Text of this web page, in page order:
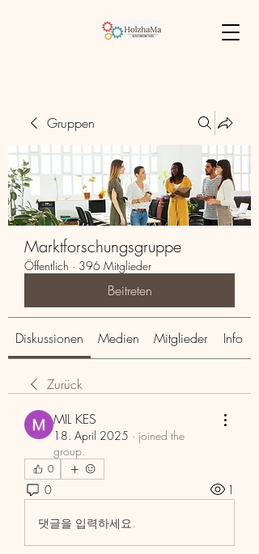
Gruppen
Marktforschungsgruppe
Öffentlich · 396 Mitglieder
Beitreten
Diskussionen Medien Mitglieder Info
Zurück
MIL KES
18. April 2025 · joined the
group.
0
0 1
댓글을 입력하세요.